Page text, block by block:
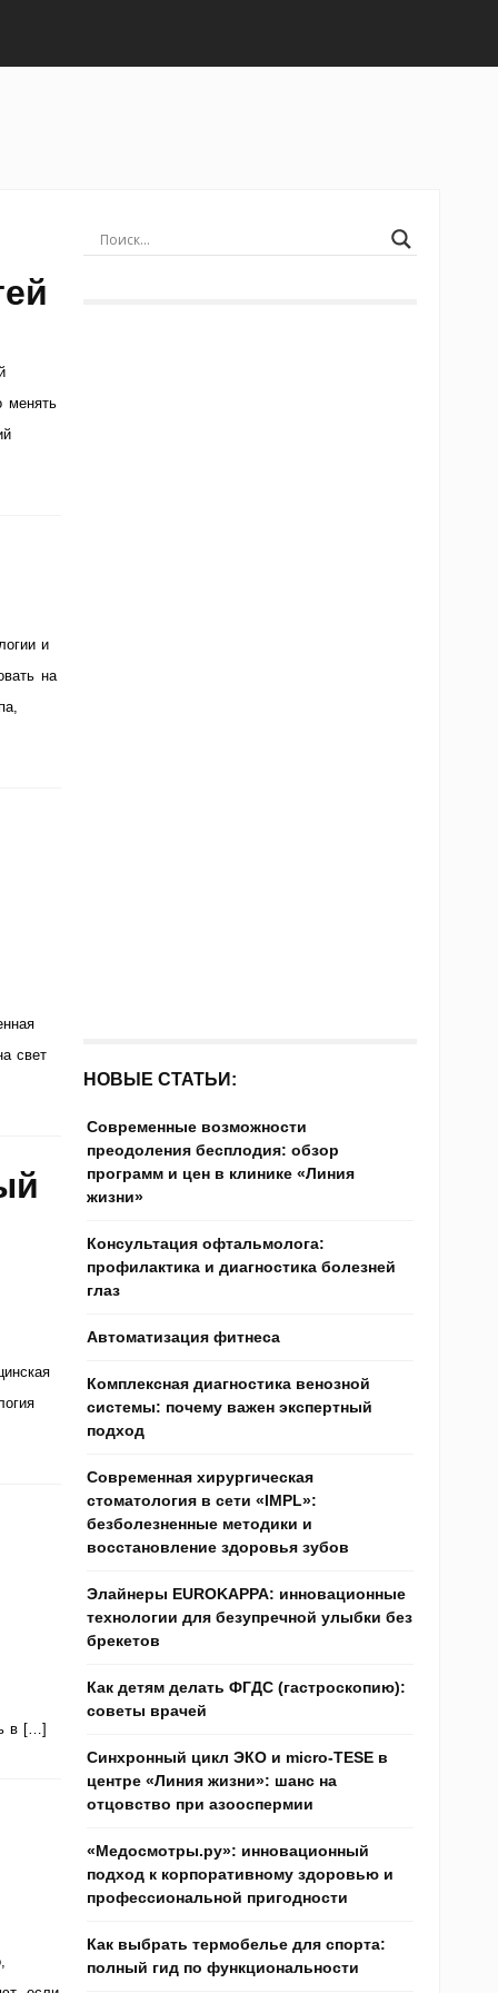
менять
и
на
свет
в […]
НОВЫЕ СТАТЬИ:
Современные возможности
преодоления бесплодия: обзор
программ и цен в клинике «Линия
жизни»
Консультация офтальмолога:
профилактика и диагностика болезней
глаз
Автоматизация фитнеса
Комплексная диагностика венозной
системы: почему важен экспертный
подход
Современная хирургическая
стоматология в сети «IMPL»:
безболезненные методики и
восстановление здоровья зубов
Элайнеры EUROKAPPA: инновационные
технологии для безупречной улыбки без
брекетов
Как детям делать ФГДС (гастроскопию):
советы врачей
Синхронный цикл ЭКО и micro-TESE в
центре «Линия жизни»: шанс на
отцовство при азооспермии
«Медосмотры.ру»: инновационный
подход к корпоративному здоровью и
профессиональной пригодности
Как выбрать термобелье для спорта:
полный гид по функциональности